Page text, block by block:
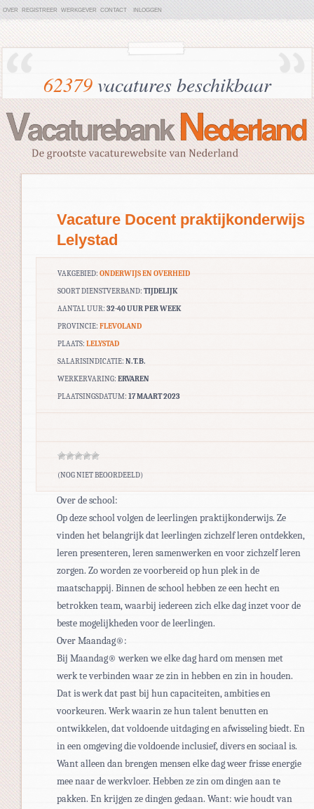
OVER REGISTREER WERKGEVER CONTACT INLOGGEN
62379vacatures beschikbaar
Vacature Docent praktijkonderwijs
Lelystad
VAKGEBIED: ONDERWIJS EN OVERHEID
SOORT DIENSTVERBAND: TIJDELIJK
AANTAL UUR: 32-40 UUR PER WEEK
PROVINCIE: FLEVOLAND
PLAATS: LELYSTAD
SALARISINDICATIE: N.T.B.
WERKERVARING: ERVAREN
PLAATSINGSDATUM: 17 MAART 2023
(NOG NIET BEOORDEELD)
Over de school:
Op deze school volgen de leerlingen praktijkonderwijs. Ze
vinden het belangrijk dat leerlingen zichzelf leren ontdekken,
leren presenteren, leren samenwerken en voor zichzelf leren
zorgen. Zo worden ze voorbereid op hun plek in de
maatschappij. Binnen de school hebben ze een hecht en
betrokken team, waarbij iedereen zich elke dag inzet voor de
beste mogelijkheden voor de leerlingen.
Over Maandag®:
Bij Maandag® werken we elke dag hard om mensen met
werk te verbinden waar ze zin in hebben en zin in houden.
Dat is werk dat past bij hun capaciteiten, ambities en
voorkeuren. Werk waarin ze hun talent benutten en
ontwikkelen, dat voldoende uitdaging en afwisseling biedt. En
in een omgeving die voldoende inclusief, divers en sociaal is.
Want alleen dan brengen mensen elke dag weer frisse energie
mee naar de werkvloer. Hebben ze zin om dingen aan te
pakken. En krijgen ze dingen gedaan. Want: wie houdt van